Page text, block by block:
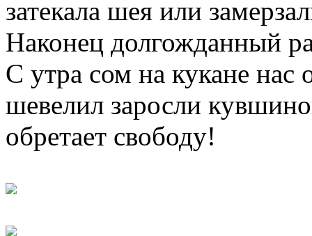
затекала шея или
Наконец долгожданный
С утра сом на кукане нас
шевелил заросли
обретает свободу!